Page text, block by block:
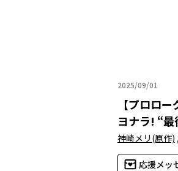
2025/09/01
2025年09月01
【プロロー
ヨナラ! “最
神崎メリ (原作)
応援メッ